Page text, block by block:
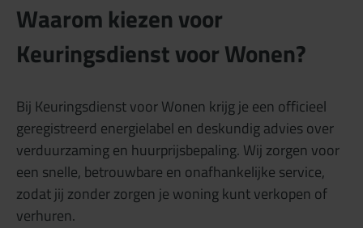
Waarom kiezen voor
Keuringsdienst voor Wonen?
Bij Keuringsdienst voor Wonen krijg je een officieel
geregistreerd energielabel en deskundig advies over
verduurzaming en huurprijsbepaling. Wij zorgen voor
een snelle, betrouwbare en onafhankelijke service,
zodat jij zonder zorgen je woning kunt verkopen of
verhuren.